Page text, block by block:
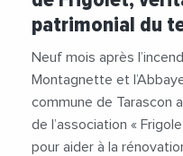
patrimonial du
Neuf mois après
Montagnette et
commune de Tarascon
de l’association «
pour aider à la